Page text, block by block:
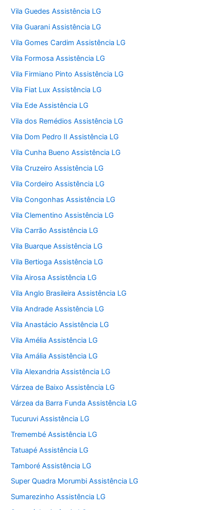
Vila Guedes Assistência LG
Vila Guarani Assistência LG
Vila Gomes Cardim Assistência LG
Vila Formosa Assistência LG
Vila Firmiano Pinto Assistência LG
Vila Fiat Lux Assistência LG
Vila Ede Assistência LG
Vila dos Remédios Assistência LG
Vila Dom Pedro II Assistência LG
Vila Cunha Bueno Assistência LG
Vila Cruzeiro Assistência LG
Vila Cordeiro Assistência LG
Vila Congonhas Assistência LG
Vila Clementino Assistência LG
Vila Carrão Assistência LG
Vila Buarque Assistência LG
Vila Bertioga Assistência LG
Vila Airosa Assistência LG
Vila Anglo Brasileira Assistência LG
Vila Andrade Assistência LG
Vila Anastácio Assistência LG
Vila Amélia Assistência LG
Vila Amália Assistência LG
Vila Alexandria Assistência LG
Várzea de Baixo Assistência LG
Várzea da Barra Funda Assistência LG
Tucuruvi Assistência LG
Tremembé Assistência LG
Tatuapé Assistência LG
Tamboré Assistência LG
Super Quadra Morumbi Assistência LG
Sumarezinho Assistência LG